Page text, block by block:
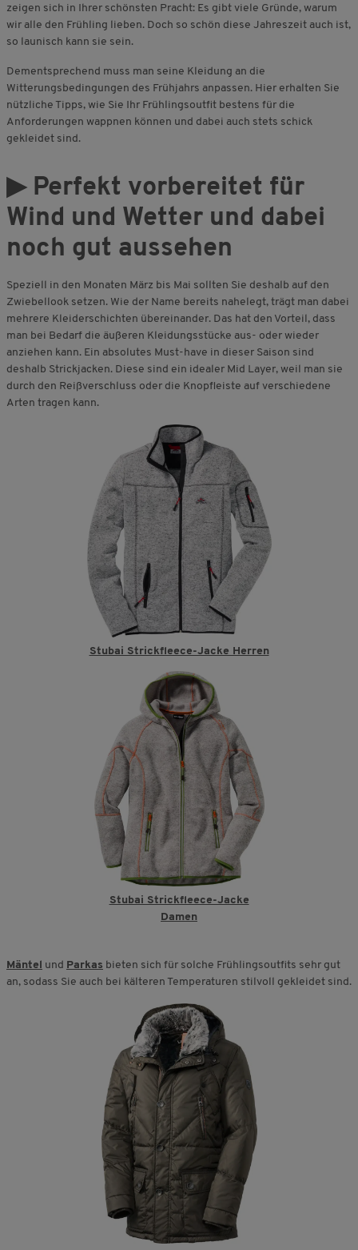
zeigen sich in Ihrer schönsten Pracht: Es gibt viele Gründe, warum
wir alle den Frühling lieben. Doch so schön diese Jahreszeit auch ist,
so launisch kann sie sein.
Dementsprechend muss man seine Kleidung an die
Witterungsbedingungen des Frühjahrs anpassen. Hier erhalten Sie
nützliche Tipps, wie Sie Ihr Frühlingsoutfit bestens für die
Anforderungen wappnen können und dabei auch stets schick
gekleidet sind.
▶ Perfekt vorbereitet für
Wind und Wetter und dabei
noch gut aussehen
Speziell in den Monaten März bis Mai sollten Sie deshalb auf den
Zwiebellook setzen. Wie der Name bereits nahelegt, trägt man dabei
mehrere Kleiderschichten übereinander. Das hat den Vorteil, dass
man bei Bedarf die äußeren Kleidungsstücke aus- oder wieder
anziehen kann. Ein absolutes Must-have in dieser Saison sind
deshalb Strickjacken. Diese sind ein idealer Mid Layer, weil man sie
durch den Reißverschluss oder die Knopfleiste auf verschiedene
Arten tragen kann.
Stubai Strickfleece-Jacke Herren
Stubai Strickfleece-Jacke
Damen
Mäntel und Parkas bieten sich für solche Frühlingsoutfits sehr gut
an, sodass Sie auch bei kälteren Temperaturen stilvoll gekleidet sind.